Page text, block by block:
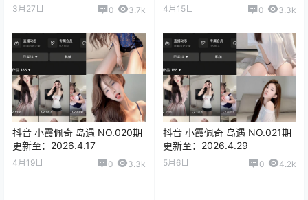
3月27日 0 3.7k 4月15日 0 3.3k
抖音 小霞佩奇 岛遇 NO.020期
更新至：2026.4.17
4月19日 0 3.3k
抖音 小霞佩奇 岛遇 NO.021期
更新至：2026.4.29
5月6日 0 4.2k